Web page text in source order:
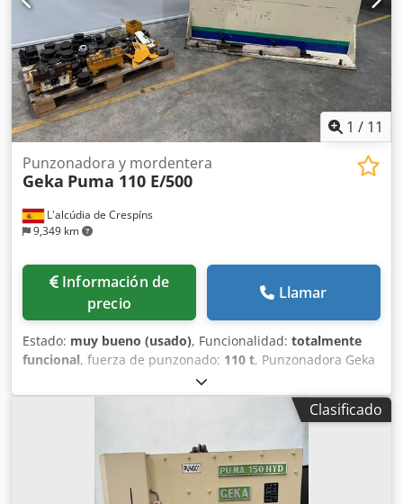
1 / 11
L'alcúdia de Crespíns
9,349 km
Punzonadora y mordentera
Geka Puma 110 E/500
Información de
precio
Llamar
Estado: muy bueno (usado), Funcionalidad: totalmente
funcional, fuerza de punzonado: 110 t, Punzonadora Geka
modelo Puma 110/E-500 ,potencia de punzonado
110tm,capacidad de agujero diametro 40 x20,escote
500mm, en buen estado y muy equipada Dwodjvdkpropfx
Clasificado